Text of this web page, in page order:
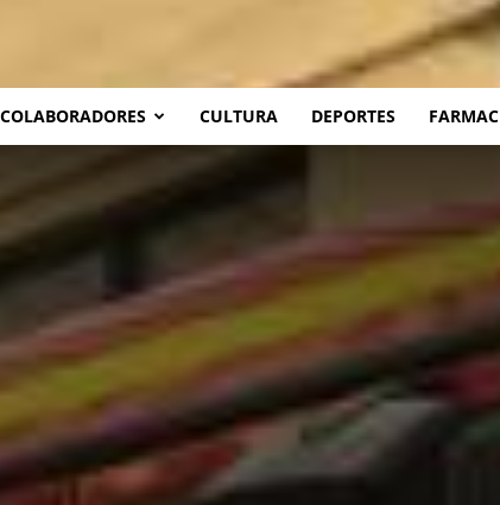
COLABORADORES CULTURA DEPORTES